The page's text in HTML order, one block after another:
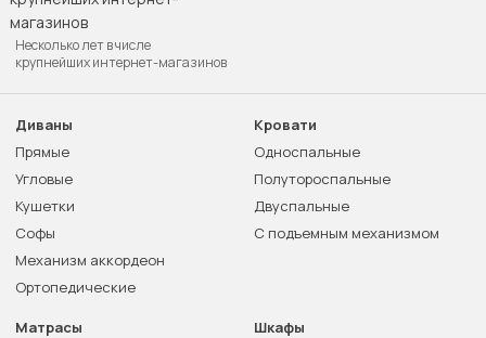
Несколько лет в числе
крупнейших интернет-магазинов
Диваны
Прямые
Угловые
Кушетки
Софы
Механизм аккордеон
Ортопедические
Кровати
Односпальные
Полутороспальные
Двуспальные
С подъемным механизмом
Матрасы
Шкафы